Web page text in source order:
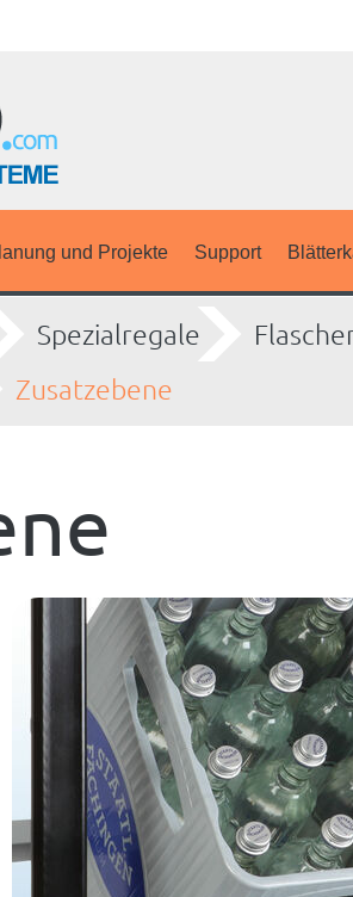
und Projekte Support
Spezialregale
Zusatzebene